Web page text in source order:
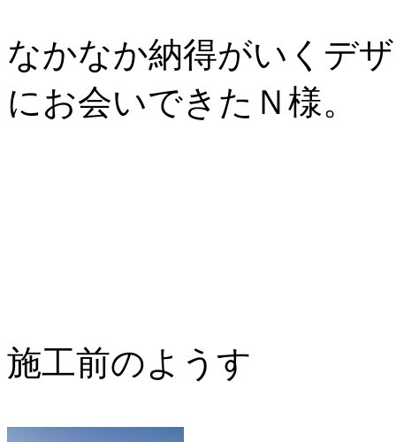
なかなか納得がいくデ
にお会いできたＮ様。
施工前のようす